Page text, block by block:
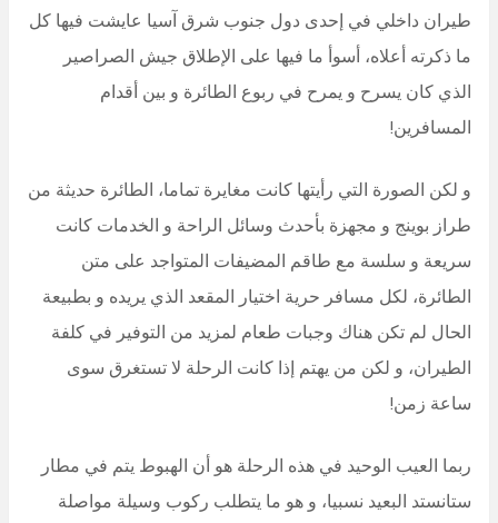
طيران داخلي في إحدى دول جنوب شرق آسيا عايشت فيها كل
ما ذكرته أعلاه، أسوأ ما فيها على الإطلاق جيش الصراصير
الذي كان يسرح و يمرح في ربوع الطائرة و بين أقدام
المسافرين!
و لكن الصورة التي رأيتها كانت مغايرة تماما، الطائرة حديثة من
طراز بوينج و مجهزة بأحدث وسائل الراحة و الخدمات كانت
سريعة و سلسة مع طاقم المضيفات المتواجد على متن
الطائرة، لكل مسافر حرية اختيار المقعد الذي يريده و بطبيعة
الحال لم تكن هناك وجبات طعام لمزيد من التوفير في كلفة
الطيران، و لكن من يهتم إذا كانت الرحلة لا تستغرق سوى
ساعة زمن!
ربما العيب الوحيد في هذه الرحلة هو أن الهبوط يتم في مطار
ستانستد البعيد نسبيا، و هو ما يتطلب ركوب وسيلة مواصلة